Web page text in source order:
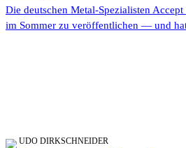
Die deutschen Metal-Spezialisten
im Sommer zu veröffentlichen — und
UDO DIRKSCHNEIDER